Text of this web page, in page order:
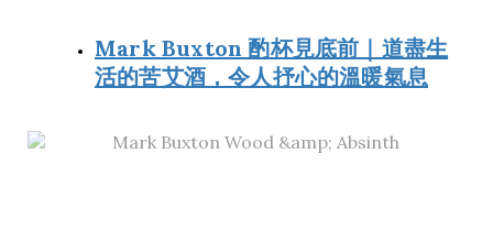
Mark Buxton 酌杯見底前｜道盡生
活的苦艾酒，令人抒心的溫暖氣息